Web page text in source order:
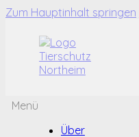
Zum Hauptinhalt springen
Menü
Über